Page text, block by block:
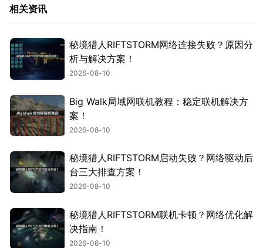
相关资讯
秘境猎人RIFTSTORM网络连接失败？原因分
析与解决方案！
2026-08-10
Big Walk局域网联机教程：稳定联机解决方
案！
2026-08-10
秘境猎人RIFTSTORM启动失败？网络驱动后
台三大排查方案！
2026-08-10
秘境猎人RIFTSTORM联机卡顿？网络优化解
决指南！
2026-08-10